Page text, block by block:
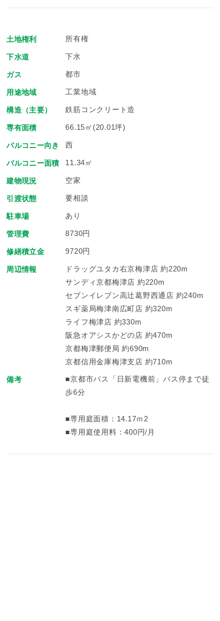
土地権利 所有権
下水道 下水
ガス 都市
用途地域 工業地域
構造（主要） 鉄筋コンクリート造
専有面積 66.15㎡(20.01坪)
バルコニー向き 西
バルコニー面積 11.34㎡
建物現況 空家
引渡状態 要相談
駐車場 あり
管理費 8730円
修繕積立金 9720円
周辺情報
ドラッグユタカ右京梅津店 約220m
サンディ京都梅津店 約220m
セブンイレブン高辻葛野西通店 約240m
スギ薬局梅津南広町店 約320m
ライフ梅津店 約330m
阪急オアシスかどの店 約470m
京都梅津郵便局 約690m
京都信用金庫梅津支店 約710m
備考
■京都市バス「日新電機前」バス停まで徒
歩6分
■専用庭面積：14.17ｍ2
■専用庭使用料：400円/月